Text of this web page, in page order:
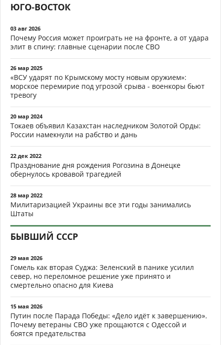
ЮГО-ВОСТОК
03 авг 2026
Почему Россия может проиграть не на фронте, а от удара
элит в спину: главные сценарии после СВО
26 мар 2025
«ВСУ ударят по Крымскому мосту новым оружием»:
морское перемирие под угрозой срыва - военкоры бьют
тревогу
20 мар 2024
Токаев объявил Казахстан наследником Золотой Орды:
России намекнули на рабство и дань
22 дек 2022
Празднование дня рождения Рогозина в Донецке
обернулось кровавой трагедией
28 мар 2022
Милитаризацией Украины все эти годы занимались
Штаты
БЫВШИЙ СССР
29 мая 2026
Гомель как вторая Суджа: Зеленский в панике усилил
север, но переломное решение уже принято и
смертельно опасно для Киева
15 мая 2026
Путин после Парада Победы: «Дело идёт к завершению».
Почему ветераны СВО уже прощаются с Одессой и
боятся предательства